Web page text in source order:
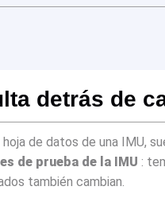
detrás de
de datos de una IMU,
de prueba de la IMU :
también cambian.